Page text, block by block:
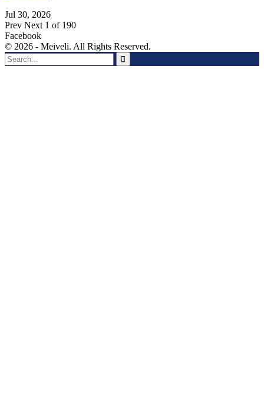
Jul 30, 2026
Prev Next 1 of 190
Facebook
© 2026 - Meiveli. All Rights Reserved.